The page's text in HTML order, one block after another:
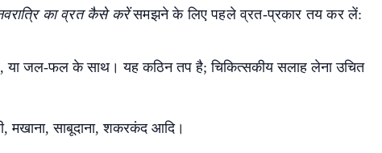
का व्रत कैसे करेंसमझने के लिए पहले व्रत-प्रकार तय कर लें:
जल-फल के साथ। यह कठिन तप है; चिकित्सकीय सलाह लेना उचित
साबूदाना, शकरकंद आदि।